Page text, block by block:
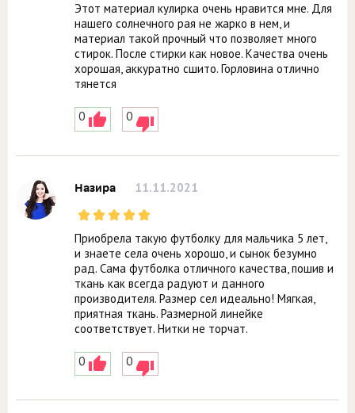
Этот материал кулирка очень нравится мне. Для
нашего солнечного рая не жарко в нем, и
материал такой прочный что позволяет много
стирок. После стирки как новое. Качества очень
хорошая, аккуратно сшито. Горловина отлично
тянется
0 0
Назира 11.11.2021
Приобрела такую футболку для мальчика 5 лет,
и знаете села очень хорошо, и сынок безумно
рад. Сама футболка отличного качества, пошив и
ткань как всегда радуют и данного
производителя. Размер сел идеально! Мягкая,
приятная ткань. Размерной линейке
соответствует. Нитки не торчат.
0 0